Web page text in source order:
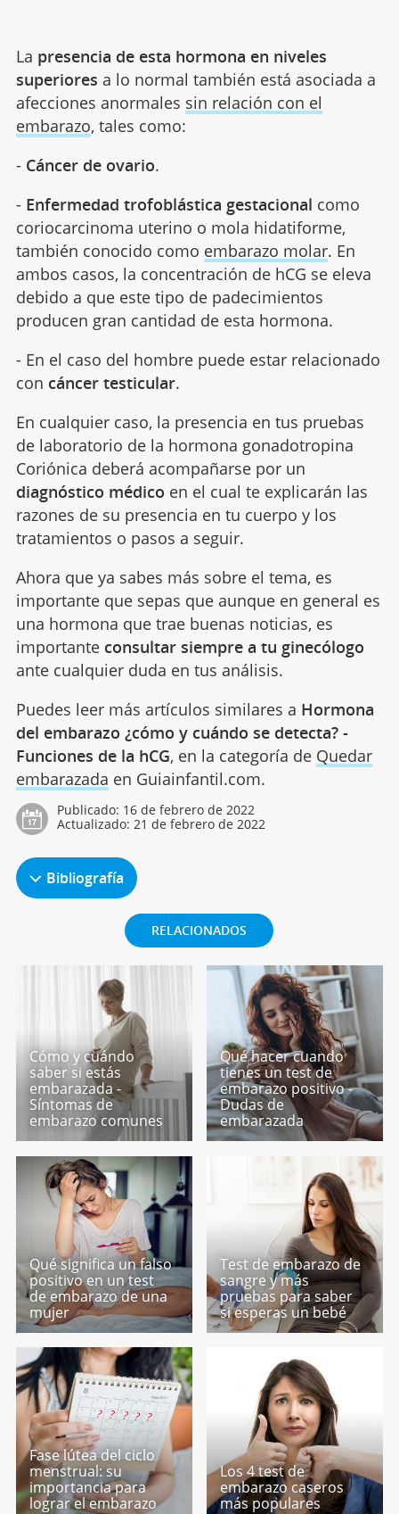
La presencia de esta hormona en niveles
superiores a lo normal también está asociada a
afecciones anormales sin relación con el
embarazo, tales como:
- Cáncer de ovario.
- Enfermedad trofoblástica gestacional como
coriocarcinoma uterino o mola hidatiforme,
también conocido como embarazo molar. En
ambos casos, la concentración de hCG se eleva
debido a que este tipo de padecimientos
producen gran cantidad de esta hormona.
- En el caso del hombre puede estar relacionado
con cáncer testicular.
En cualquier caso, la presencia en tus pruebas
de laboratorio de la hormona gonadotropina
Coriónica deberá acompañarse por un
diagnóstico médico en el cual te explicarán las
razones de su presencia en tu cuerpo y los
tratamientos o pasos a seguir.
Ahora que ya sabes más sobre el tema, es
importante que sepas que aunque en general es
una hormona que trae buenas noticias, es
importante consultar siempre a tu ginecólogo
ante cualquier duda en tus análisis.
Puedes leer más artículos similares a Hormona
del embarazo ¿cómo y cuándo se detecta? -
Funciones de la hCG, en la categoría de Quedar
embarazada en Guiainfantil.com.
Publicado: 16 de febrero de 2022
Actualizado: 21 de febrero de 2022
Bibliografía
RELACIONADOS
Cómo y cuándo
saber si estás
embarazada -
Síntomas de
embarazo comunes
Qué hacer cuando
tienes un test de
embarazo positivo -
Dudas de
embarazada
Qué significa un falso
positivo en un test
de embarazo de una
mujer
Test de embarazo de
sangre y más
pruebas para saber
si esperas un bebé
Fase lútea del ciclo
menstrual: su
importancia para
lograr el embarazo
Los 4 test de
embarazo caseros
más populares